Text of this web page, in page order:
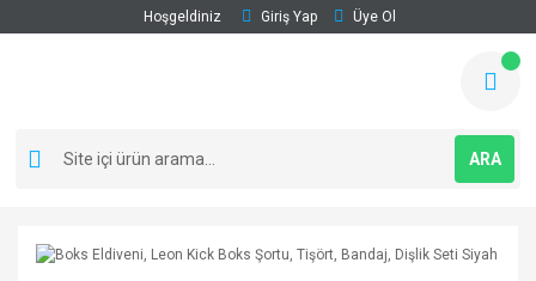
Hoşgeldiniz Giriş Yap Üye Ol
ARA